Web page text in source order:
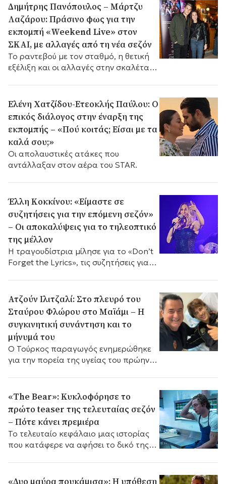
Δημήτρης Πανόπουλος – Μάρτζυ
Λαζάρου: Πράσινο φως για την
εκπομπή «Weekend Live» στον
ΣΚΑΙ, με αλλαγές από τη νέα σεζόν
Το ραντεβού με τον σταθμό, η θετική
εξέλιξη και οι αλλαγές στην σκαλέτα
Ελένη Χατζίδου-Ετεοκλής Παύλου: Ο
επικός διάλογος στην έναρξη της
εκπομπής – «Πού κοιτάς; Είσαι με τα
καλά σου;»
Οι απολαυστικές ατάκες που
αντάλλαξαν στον αέρα του STAR.
Έλλη Κοκκίνου: «Είμαστε σε
συζητήσεις για την επόμενη σεζόν»
– Οι αποκαλύψεις για το τηλεοπτικό
της μέλλον
Η τραγουδίστρια μίλησε για το «Don’t
Forget the Lyrics», τις συζητήσεις για
διαπραγμάτευση.
Ατζούν Ιλιτζαλί: Στο πλευρό του
Σταύρου Φλώρου στο Μαϊάμι – Η
συγκινητική συνάντηση και το
μήνυμά του
Ο Τούρκος παραγωγός ενημερώθηκε
για την πορεία της υγείας του πρώην
«The Bear»: Κυκλοφόρησε το
πρώτο teaser της τελευταίας σεζόν
– Πότε κάνει πρεμιέρα
Το τελευταίο κεφάλαιο μιας ιστορίας
που κατάφερε να αφήσει το δικό της
«Δυο μαύρα πουκάμισα»: Η υπόθεση